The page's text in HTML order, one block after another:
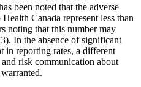
been noted that the adverse
Canada represent less than
noting that this number may
In the absence of significant
in reporting rates, a different
risk communication about